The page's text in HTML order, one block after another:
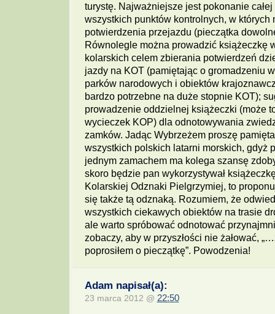
turystę. Najważniejsze jest pokonanie
wszystkich punktów kontrolnych, w których
potwierdzenia przejazdu (pieczątka
Równolegle można prowadzić książeczkę
kolarskich celem zbierania potwierdzeń
jazdy na KOT (pamiętając o gromadzeniu
parków narodowych i obiektów
bardzo potrzebne na duże stopnie KOT);
prowadzenie oddzielnej książeczki (może
wycieczek KOP) dla odnotowywania
zamków. Jadąc Wybrzeżem proszę
wszystkich polskich latarni morskich, gdyż
jednym zamachem ma kolega szansę
skoro będzie pan wykorzystywał
Kolarskiej Odznaki Pielgrzymiej, to
się także tą odznaką. Rozumiem, że
wszystkich ciekawych obiektów na trasie
ale warto spróbować odnotować
zobaczy, aby w przyszłości nie żałować,
poprosiłem o pieczątkę”. Powodzenia!
Adam napisał(a):
23 marca 2012 @ 22:50